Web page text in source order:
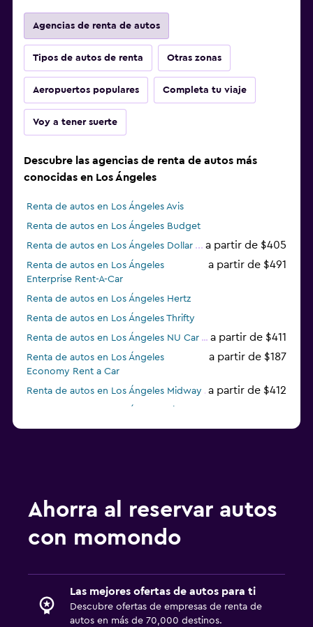
Agencias de renta de autos
Tipos de autos de renta Otras zonas
Aeropuertos populares Completa tu viaje
Voy a tener suerte
Descubre las agencias de renta de autos más
conocidas en Los Ángeles
Renta de autos en Los Ángeles Avis
Renta de autos en Los Ángeles Budget
Renta de autos en Los Ángeles Dollar
a partir de $405
Renta de autos en Los Ángeles
Enterprise Rent-A-Car
a partir de $491
Renta de autos en Los Ángeles Hertz
Renta de autos en Los Ángeles Thrifty
Renta de autos en Los Ángeles NU Car
a partir de $411
Renta de autos en Los Ángeles
Economy Rent a Car
a partir de $187
Renta de autos en Los Ángeles Midway a partir de $412
Renta de autos en Los Ángeles Payless
Ahorra al reservar autos
con momondo
Las mejores ofertas de autos para ti
Descubre ofertas de empresas de renta de
autos en más de 70,000 destinos.